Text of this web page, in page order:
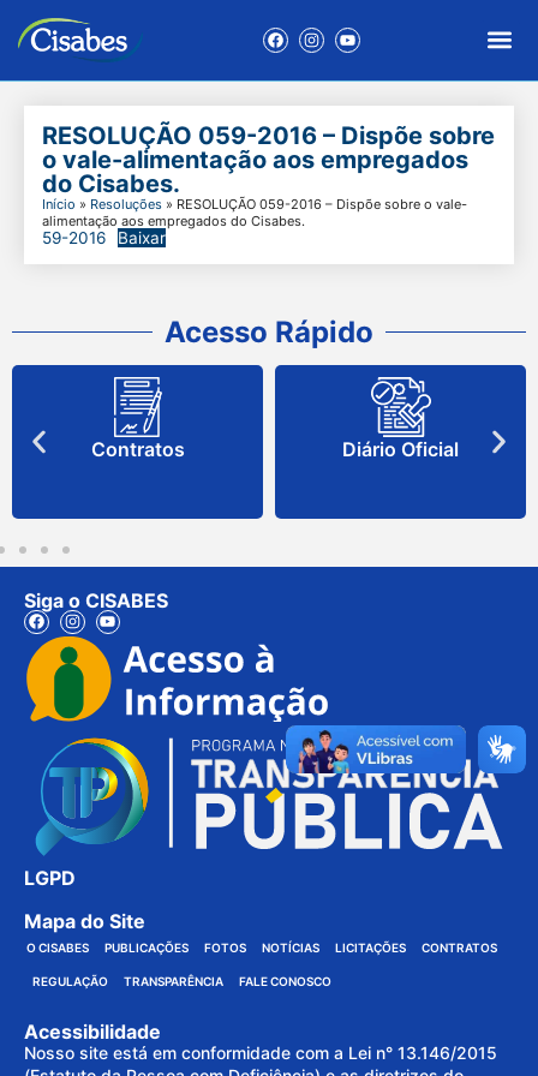
RESOLUÇÃO 059-2016 – Dispõe sobre
o vale-alimentação aos empregados
do Cisabes.
Início » Resoluções » RESOLUÇÃO 059-2016 – Dispõe sobre o vale-
alimentação aos empregados do Cisabes.
59-2016 Baixar
Acesso Rápido
Contratos Diário Oficial
Siga o CISABES
LGPD
Mapa do Site
O CISABES PUBLICAÇÕES FOTOS NOTÍCIAS LICITAÇÕES CONTRATOS
REGULAÇÃO TRANSPARÊNCIA FALE CONOSCO
Acessibilidade
Nosso site está em conformidade com a Lei n° 13.146/2015